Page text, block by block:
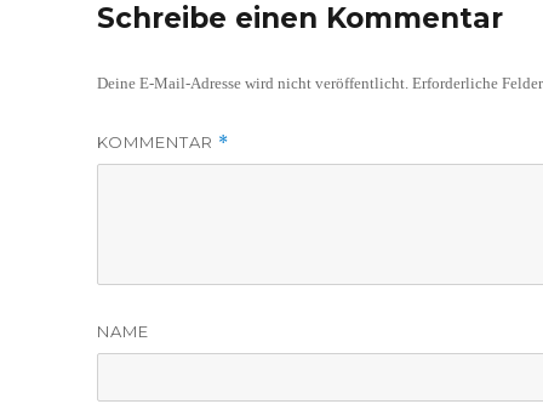
Schreibe einen Kommentar
Deine E-Mail-Adresse wird nicht veröffentlicht. Erforderliche
KOMMENTAR *
NAME